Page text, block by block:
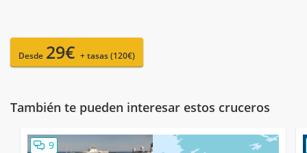
Desde 29€ + tasas (120€)
También te pueden interesar estos cruceros
9